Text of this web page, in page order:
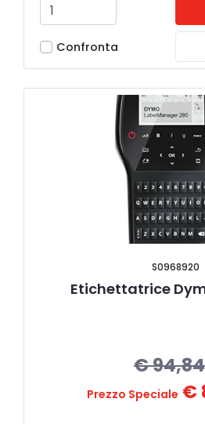
Confronta
S0968920
Etichettatrice
€
Prezzo Speciale €